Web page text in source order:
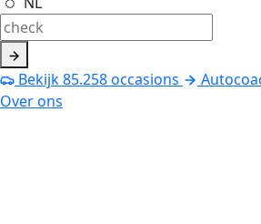
Bekijk85.258occasions
Over ons